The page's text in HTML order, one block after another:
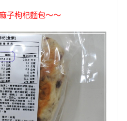
子枸杞麵包〜〜